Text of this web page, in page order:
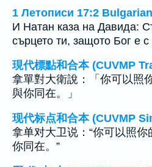
1 Летописи 17:2 Bulgarian
И Натан каза на Давида:
сърцето ти, защото Бог е с
現代標點和合本 (CUVMP
拿單對大衛說：「你可以照
與你同在。」
现代标点和合本 (CUVMP
拿单对大卫说：“你可以照
你同在。”